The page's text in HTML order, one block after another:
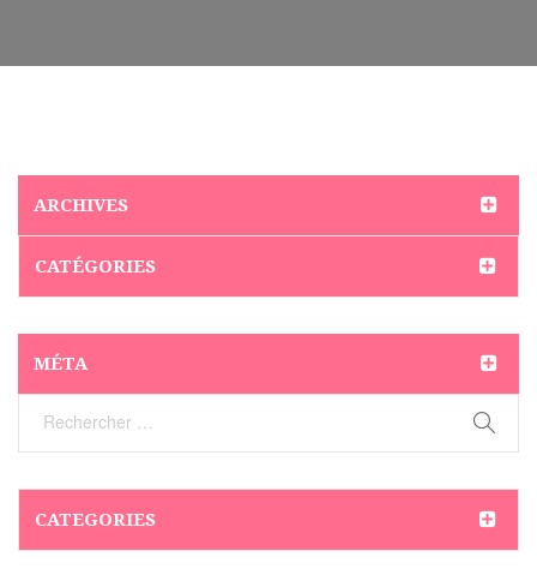
ARCHIVES
CATÉGORIES
MÉTA
CATEGORIES